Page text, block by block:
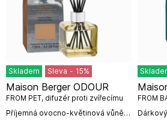
Skladem Sleva - 15%
Příjemná ovocno-květinová vůně
Maison Berger ODOUR
FROM PET, difuzér proti zvířecímu
zápachu 125 ml
Maison Berger ODOUR
FROM